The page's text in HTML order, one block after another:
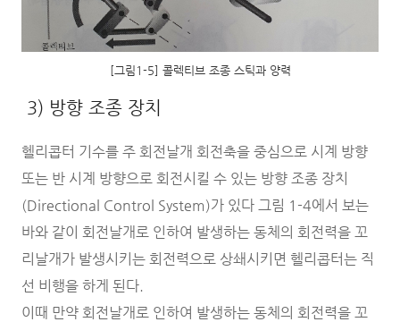
[그림1-5] 콜렉티브 조종 스틱과 양력
3) 방향 조종 장치
헬리콥터 기수를 주 회전날개 회전축을 중심으로 시계 방향
또는 반 시계 방향으로 회전시킬 수 있는 방향 조종 장치
(Directional Control System)가 있다 그림 1-4에서 보는
바와 같이 회전날개로 인하여 발생하는 동체의 회전력을 꼬
리날개가 발생시키는 회전력으로 상쇄시키면 헬리콥터는 직
선 비행을 하게 된다.
이때 만약 회전날개로 인하여 발생하는 동체의 회전력을 꼬